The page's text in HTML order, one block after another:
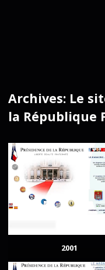
Archives: Le
la République
2001